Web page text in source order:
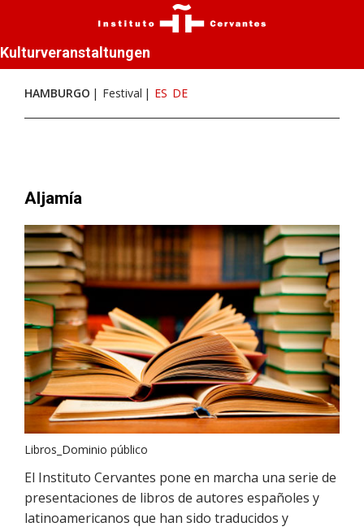
Kulturveranstaltungen
HAMBURGO Festival ES DE
Aljamía
Libros_Dominio público
El Instituto Cervantes pone en marcha una serie de
presentaciones de libros de autores españoles y
latinoamericanos que han sido traducidos y